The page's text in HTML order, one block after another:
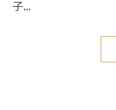
子...